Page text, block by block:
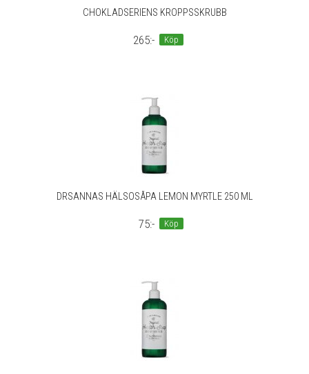
CHOKLADSERIENS KROPPSSKRUBB
265:- Köp
DRSANNAS HÄLSOSÅPA LEMON MYRTLE 250 ML
75:- Köp